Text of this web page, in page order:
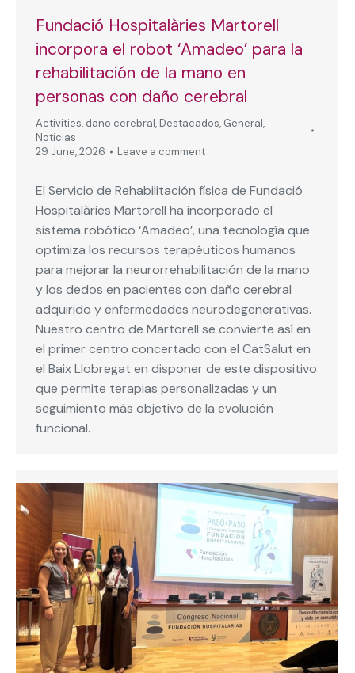
Fundació Hospitalàries Martorell
incorpora el robot ‘Amadeo’ para la
rehabilitación de la mano en
personas con daño cerebral
Activities, daño cerebral, Destacados, General,
Noticias
29 June, 2026
Leave a comment
El Servicio de Rehabilitación física de Fundació
Hospitalàries Martorell ha incorporado el
sistema robótico ‘Amadeo’, una tecnología que
optimiza los recursos terapéuticos humanos
para mejorar la neurorrehabilitación de la mano
y los dedos en pacientes con daño cerebral
adquirido y enfermedades neurodegenerativas.
Nuestro centro de Martorell se convierte así en
el primer centro concertado con el CatSalut en
el Baix Llobregat en disponer de este dispositivo
que permite terapias personalizadas y un
seguimiento más objetivo de la evolución
funcional.